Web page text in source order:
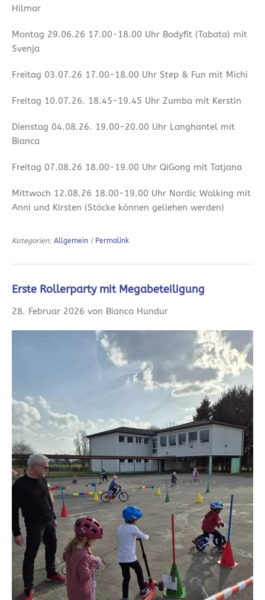
Hilmar
Montag 29.06.26 17.00-18.00 Uhr Bodyfit (Tabata) mit
Svenja
Freitag 03.07.26 17.00-18.00 Uhr Step & Fun mit Michi
Freitag 10.07.26. 18.45-19.45 Uhr Zumba mit Kerstin
Dienstag 04.08.26. 19.00-20.00 Uhr Langhantel mit
Bianca
Freitag 07.08.26 18.00-19.00 Uhr QiGong mit Tatjana
Mittwoch 12.08.26 18.00-19.00 Uhr Nordic Walking mit
Anni und Kirsten (Stöcke können geliehen werden)
Kategorien: Allgemein | Permalink
Erste Rollerparty mit Megabeteiligung
28. Februar 2026 von Bianca Hundur